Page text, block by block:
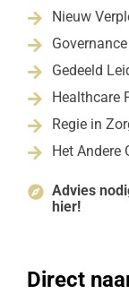
 Nieuw

 Gedeeld
 Healthcare
 Regie in
 Het Andere
 Advies
hier!
Direct